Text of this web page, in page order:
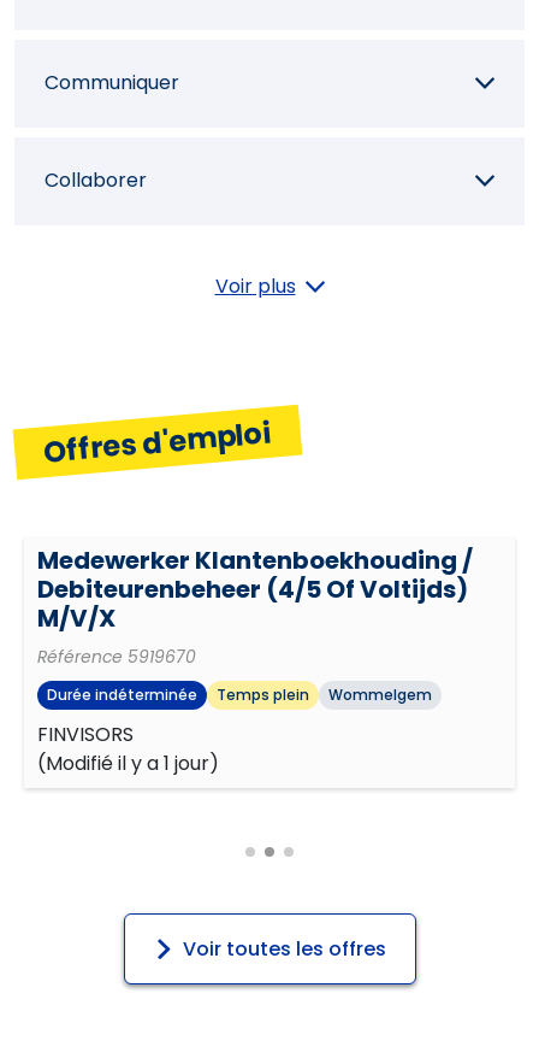
Communiquer
Collaborer
Indépendance
Voir plus
Offres d'emploi
Medewerker Klantenboekhouding /
Debiteurenbeheer (4/5 Of Voltijds)
M/V/X
Référence 5919670
Durée indéterminée Temps plein Wommelgem
FINVISORS
(Modifié il y a 1 jour)
Voir toutes les offres